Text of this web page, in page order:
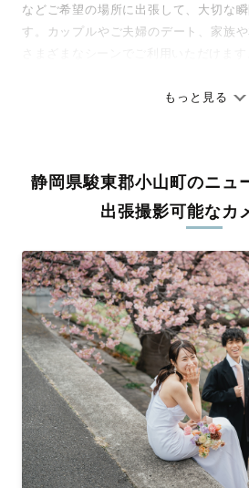
などご希望の場所に出張して、大切な
す。カップルやご夫婦のデート、家族
ありのままの空気感を大切に、何十年
料金は全国どこでも一律。わかりやす
リジナルの研修と厳正な審査に合格し
ィを身につけたプロのカメラマンが全
験をお届けします。
丁寧なレタッチで思い出を美しく仕
撮影後は、独自の編集技術で写真の
整。自然な雰囲気を残しつつも、おし
に。きっと「こんな写真を撮ってほし
出会えます。まずは、ラブグラフの撮
もっと見る
静岡県駿東郡小山町のニュ
出張撮影可能なカ